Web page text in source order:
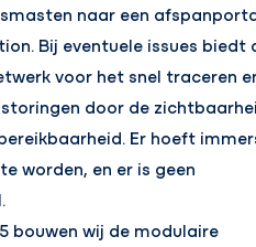
naar een
Bij eventuele issues biedt
voor het snel traceren
door de
Er hoeft
worden, en er is geen
bouwen wij de modulaire